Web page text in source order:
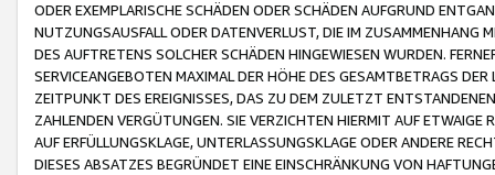
ODER EXEMPLARISCHE SCHÄDEN ODER SCHÄDEN AUFGRUND
NUTZUNGSAUSFALL ODER DATENVERLUST, DIE IM ZUSAMMENHANG
DES AUFTRETENS SOLCHER SCHÄDEN HINGEWIESEN WURDEN.
SERVICEANGEBOTEN MAXIMAL DER HÖHE DES GESAMTBETRAGS
ZEITPUNKT DES EREIGNISSES, DAS ZU DEM ZULETZT
ZAHLENDEN VERGÜTUNGEN. SIE VERZICHTEN HIERMIT AUF
AUF ERFÜLLUNGSKLAGE, UNTERLASSUNGSKLAGE ODER ANDERE
DIESES ABSATZES BEGRÜNDET EINE EINSCHRÄNKUNG VON